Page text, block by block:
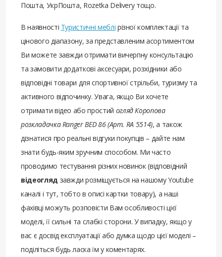
Пошта, УкрПошта, Rozetka Delivery тощо.
В наявності Туристичні меблі різної комплектації та
цінового діапазону, за представленим асортиментом
Ви можете завжди отримати вичерпну консультацію
та замовити додаткові аксесуари, розхідники або
відповідні товари для спортивної стрільби, туризму та
активного відпочинку. Увага, якщо Ви хочете
отримати відео або простий огляд Коропова
розкладачка Ranger BED 86 (Арт. RA 5514), а також
дізнатися про реальні відгуки покупців – дайте нам
знати будь-яким зручним способом. Ми часто
проводимо тестування різних новинок (відповідний
відеогляд завжди розміщується на нашому Youtube
каналі і тут, тобто в описі картки товару), а наші
фахівці можуть розповісти Вам особливості цієї
моделі, її сильні та слабкі сторони. У випадку, якщо у
вас є досвід експлуатації або думка щодо цієї моделі –
поділіться будь ласка їм у коментарях.